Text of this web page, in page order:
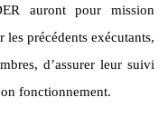
auront pour mission
précédents exécutants,
d’assurer leur suivi
fonctionnement.